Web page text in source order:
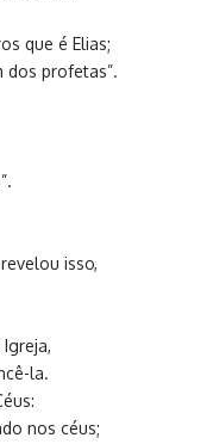
que é Elias;
dos profetas”.
isso,
la.
nos céus;